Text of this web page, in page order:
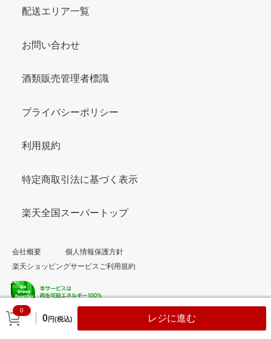
0
0円(税込) レジに進む
配送エリア一覧
お問い合わせ
酒類販売管理者標識
プライバシーポリシー
利用規約
特定商取引法に基づく表示
楽天全国スーパートップ
会社概要
個人情報保護方針
楽天ショッピングサービスご利用規約
© Rakuten Group, Inc.